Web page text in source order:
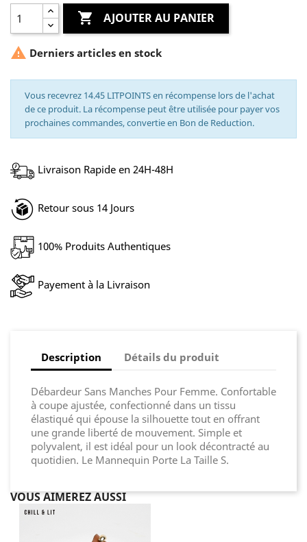
 AJOUTER AU PANIER
 Derniers articles en stock
Vous recevrez 14.45 LITPOINTS en récompense lors de l'achat
de ce produit. La récompense peut être utilisée pour payer vos
prochaines commandes, convertie en Bon de Reduction.
Livraison Rapide en 24H-48H
Retour sous 14 Jours
100% Produits Authentiques
Payement à la Livraison
Description Détails du produit
Débardeur Sans Manches Pour Femme. Confortable
à coupe ajustée, confectionné dans un tissu
élastiqué qui épouse la silhouette tout en offrant
une grande liberté de mouvement. Simple et
polyvalent, il est idéal pour un look décontracté au
quotidien. Le Mannequin Porte La Taille S.
VOUS AIMEREZ AUSSI